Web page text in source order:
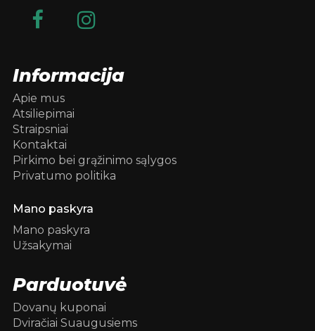
Informacija
Apie mus
Atsiliepimai
Straipsniai
Kontaktai
Pirkimo bei grąžinimo sąlygos
Privatumo politika
Mano paskyra
Mano paskyra
Užsakymai
Parduotuvė
Dovanų kuponai
Dviračiai Suaugusiems